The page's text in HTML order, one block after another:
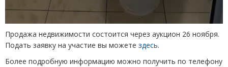
Продажа недвижимости состоится через аукцион 26 ноября.
Подать заявку на участие вы можете здесь.
Более подробную информацию можно получить по телефону